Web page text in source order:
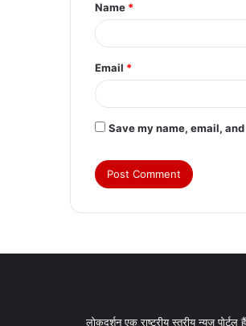
*
Name *
Email *
Save my name, email,
लोकदर्शन एक राष्ट्रीय स्तरीय न्यूज़ पोर्टल